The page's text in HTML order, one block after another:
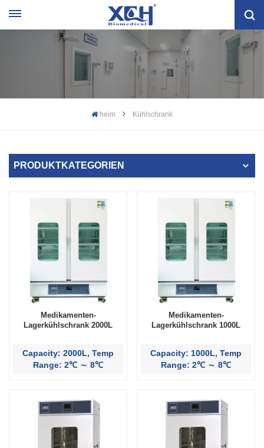
heim Kühlschrank
PRODUKTKATEGORIEN
Medikamenten-
Lagerkühlschrank 2000L
Capacity: 2000L, Temp
Range: 2℃ ～ 8℃
Medikamenten-
Lagerkühlschrank 1000L
Capacity: 1000L, Temp
Range: 2℃ ～ 8℃